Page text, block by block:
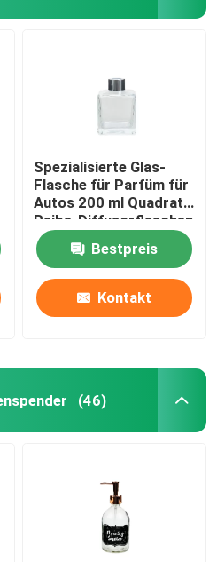
Spezialisierte Glas-
Flasche für Parfüm für
Autos 200 ml Quadrat-
Reibe-Diffusorflaschen
Bestpreis
Kontakt
(46)